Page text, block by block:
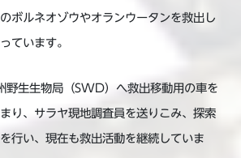
ボルネオゾウやオランウータンを救出し
ています。
生生物局（SWD）へ救出移動用の車を
り、サラヤ現地調査員を送りこみ、探索
行い、現在も救出活動を継続していま